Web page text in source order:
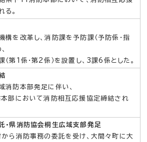
る。
構を改革し、消防課を予防課（予防係・指
（第1係・第2係）を設置し、3課6係とした。
消防本部発足に伴い、
部において消防相互応援協定締結され
・県消防協会桐生広域支部発足
ら消防事務の委託を受け、大間々町に大